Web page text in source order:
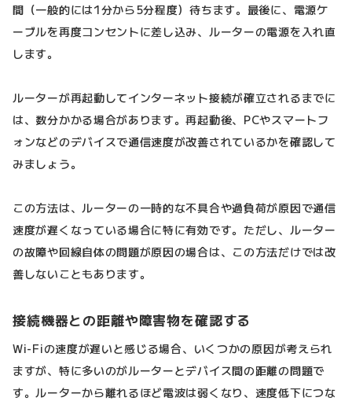
間（一般的には1分から5分程度）待ちます。最後に、電源ケ
ーブルを再度コンセントに差し込み、ルーターの電源を入れ直
します。
ルーターが再起動してインターネット接続が確立されるまでに
は、数分かかる場合があります。再起動後、PCやスマートフ
ォンなどのデバイスで通信速度が改善されているかを確認して
みましょう。
この方法は、ルーターの一時的な不具合や過負荷が原因で通信
速度が遅くなっている場合に特に有効です。ただし、ルーター
の故障や回線自体の問題が原因の場合は、この方法だけでは改
善しないこともあります。
接続機器との距離や障害物を確認する
Wi-Fiの速度が遅いと感じる場合、いくつかの原因が考えられ
ますが、特に多いのがルーターとデバイス間の距離の問題で
す。ルーターから離れるほど電波は弱くなり、速度低下につな